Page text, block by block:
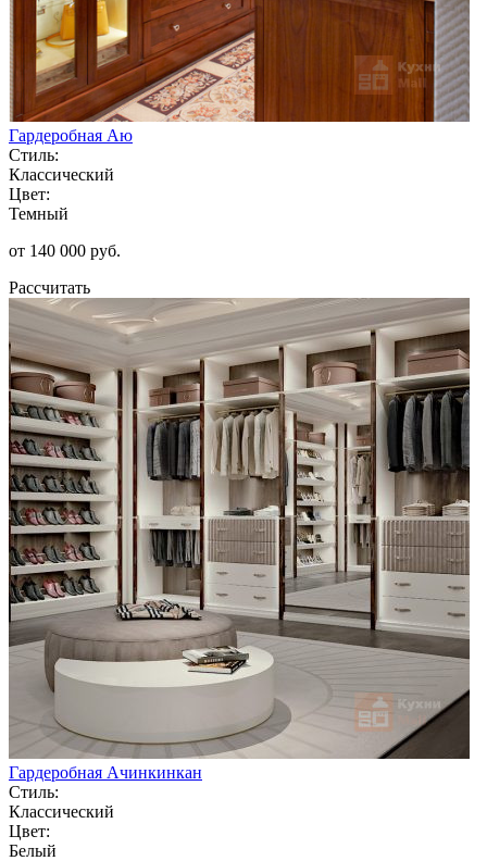
Гардеробная Аю
Стиль:
Классический
Цвет:
Темный
от 140 000 руб.
Рассчитать
Гардеробная Ачинкинкан
Стиль:
Классический
Цвет:
Белый